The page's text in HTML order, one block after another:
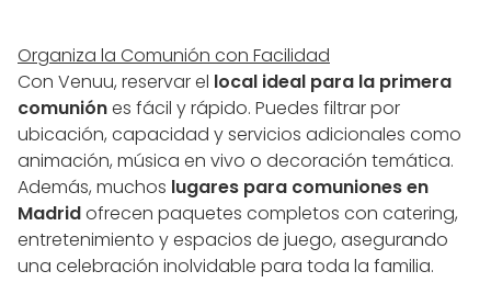
Organiza la Comunión con Facilidad
Con Venuu, reservar el local ideal para la primera
comuniónes fácil y rápido. Puedes filtrar por
ubicación, capacidad y servicios adicionales como
animación, música en vivo o decoración temática.
Además, muchos lugares para comuniones en
Madridofrecen paquetes completos con catering,
entretenimiento y espacios de juego, asegurando
una celebración inolvidable para toda la familia.